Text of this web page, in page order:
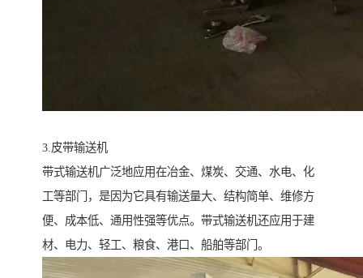
3.皮带输送机
带式输送机广泛地应用在冶金、煤炭、交通、水电、化
工等部门，是因为它具有输送量大、结构简单、维修方
便、成本低、通用性强等优点。带式输送机还应用于建
材、电力、轻工、粮食、港口、船舶等部门。